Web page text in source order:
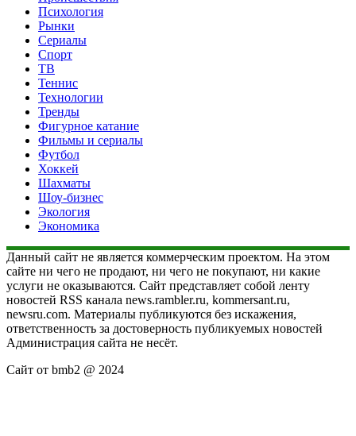
Психология
Рынки
Сериалы
Спорт
ТВ
Теннис
Технологии
Тренды
Фигурное катание
Фильмы и сериалы
Футбол
Хоккей
Шахматы
Шоу-бизнес
Экология
Экономика
Данный сайт не является коммерческим проектом. На этом
сайте ни чего не продают, ни чего не покупают, ни какие
услуги не оказываются. Сайт представляет собой ленту
новостей RSS канала news.rambler.ru, kommersant.ru,
newsru.com. Материалы публикуются без искажения,
ответственность за достоверность публикуемых новостей
Администрация сайта не несёт.
Сайт от bmb2 @ 2024